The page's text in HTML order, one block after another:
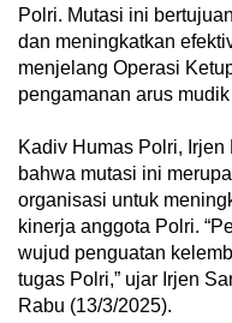
Polri. Mutasi ini
dan meningkatkan
menjelang Operasi
pengamanan arus
Kadiv Humas Polri,
bahwa mutasi ini
organisasi untuk
kinerja anggota Polri.
wujud penguatan
tugas Polri,” ujar Irjen
Rabu (13/3/2025).